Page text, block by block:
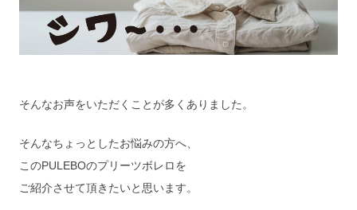
そんなお声をいただくことが多くありました。
そんなちょっとしたお悩みの方へ、
このPULEBOのプリーツボレロを
ご紹介させて頂きたいと思います。